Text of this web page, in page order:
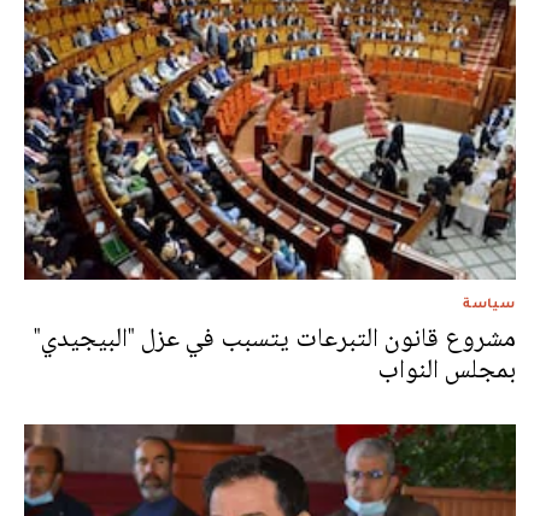
سياسة
مشروع قانون التبرعات يتسبب في عزل "البيجيدي"
بمجلس النواب